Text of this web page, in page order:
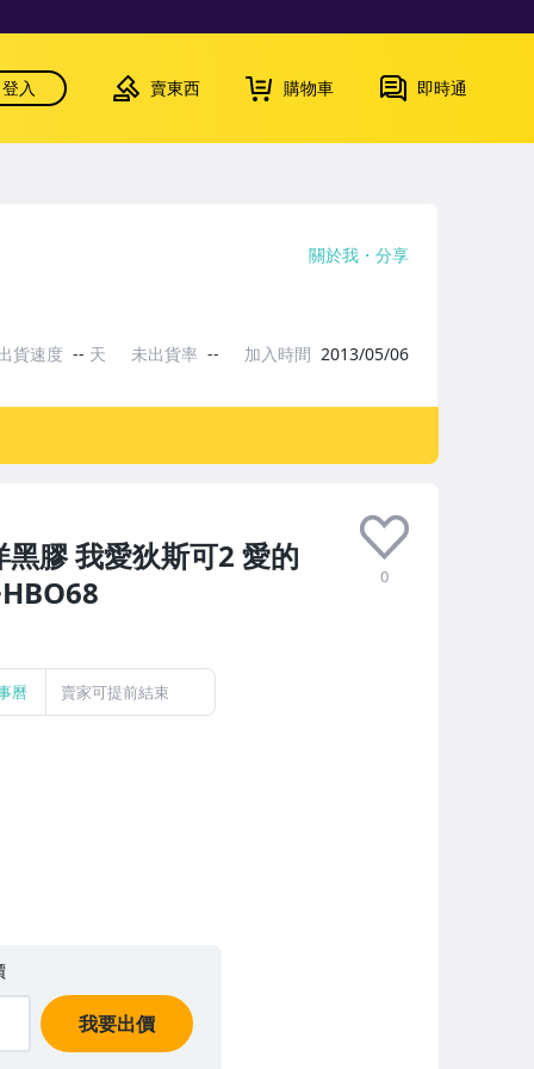
登入 賣東西 購物車 即時通
膠 我愛狄斯可2 愛的
0
曆 賣家可提前結束
我要出價
關於我 分享
貨速度 -- 天 未出貨率 -- 加入時間 2013/05/06